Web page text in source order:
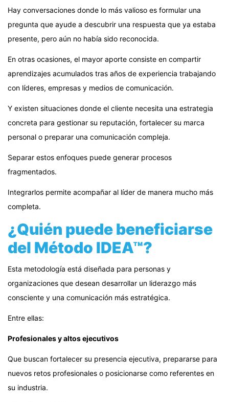
Hay conversaciones donde lo más valioso es formular una
pregunta que ayude a descubrir una respuesta que ya estaba
presente, pero aún no había sido reconocida.
En otras ocasiones, el mayor aporte consiste en compartir
aprendizajes acumulados tras años de experiencia trabajando
con líderes, empresas y medios de comunicación.
Y existen situaciones donde el cliente necesita una estrategia
concreta para gestionar su reputación, fortalecer su marca
personal o preparar una comunicación compleja.
Separar estos enfoques puede generar procesos
fragmentados.
Integrarlos permite acompañar al líder de manera mucho más
completa.
¿Quién puede beneficiarse
del Método IDEA™?
Esta metodología está diseñada para personas y
organizaciones que desean desarrollar un liderazgo más
consciente y una comunicación más estratégica.
Entre ellas:
Profesionales y altos ejecutivos
Que buscan fortalecer su presencia ejecutiva, prepararse para
nuevos retos profesionales o posicionarse como referentes en
su industria.